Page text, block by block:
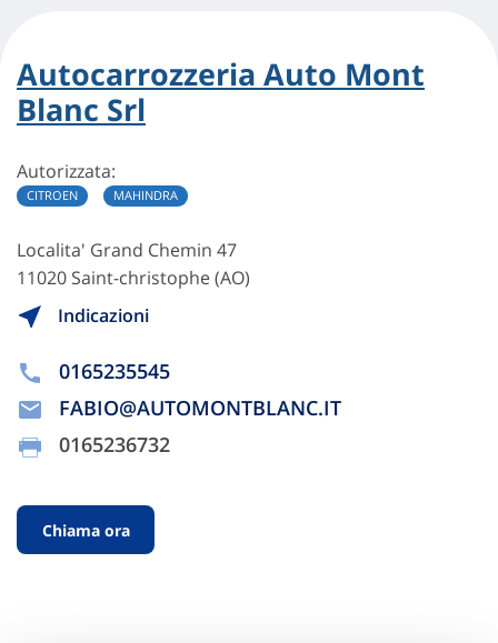
Autocarrozzeria Auto Mont
Blanc Srl
Autorizzata:
CITROEN MAHINDRA
Localita' Grand Chemin 47
11020 Saint-christophe (AO)
Indicazioni
0165235545
FABIO@AUTOMONTBLANC.IT
0165236732
Chiama ora